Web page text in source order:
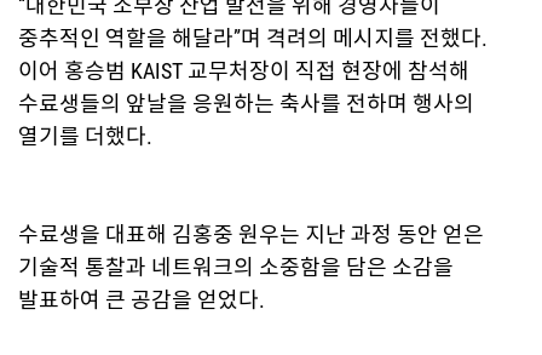
“대한민국 소부장 산업 발전을 위해 경영자들이
중추적인 역할을 해달라”며 격려의 메시지를 전했다.
이어 홍승범 KAIST 교무처장이 직접 현장에 참석해
수료생들의 앞날을 응원하는 축사를 전하며 행사의
열기를 더했다.
수료생을 대표해 김홍중 원우는 지난 과정 동안 얻은
기술적 통찰과 네트워크의 소중함을 담은 소감을
발표하여 큰 공감을 얻었다.